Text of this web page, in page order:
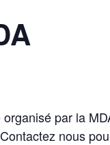
par la
nous